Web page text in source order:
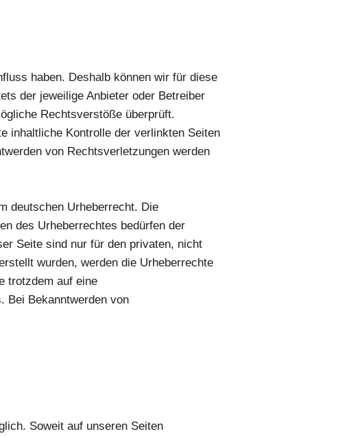
haben. Deshalb können wir für diese
der jeweilige Anbieter oder Betreiber
Rechtsverstöße überprüft.
inhaltliche Kontrolle der verlinkten Seiten
von Rechtsverletzungen werden
deutschen Urheberrecht. Die
des Urheberrechtes bedürfen der
Seite sind nur für den privaten, nicht
wurden, werden die Urheberrechte
trotzdem auf eine
Bei Bekanntwerden von
Soweit auf unseren Seiten